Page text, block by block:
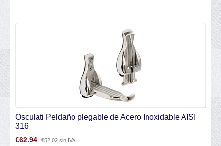
Osculati Peldaño plegable de Acero Inoxidable AISI
316
€62.94 €52.02 sin IVA